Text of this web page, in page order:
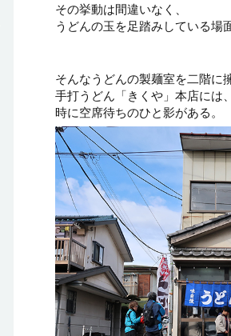
その挙動は間違いなく、
うどんの玉を足踏みしている場
そんなうどんの製麺室を二階に
手打うどん「きくや」本店には、
時に空席待ちのひと影がある。